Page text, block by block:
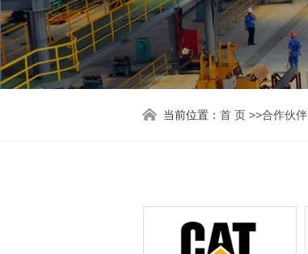
当前位置： 首 页 >>合作伙伴